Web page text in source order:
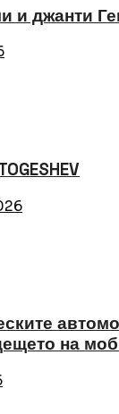
и джанти
на